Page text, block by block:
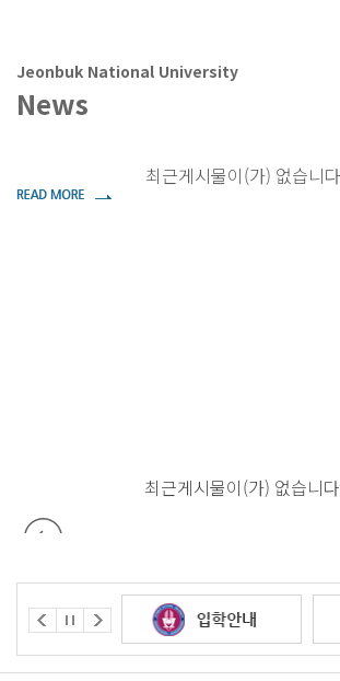
Jeonbuk National University
News
최근게시물이(가) 없습니
최근게시물이(가) 없습니